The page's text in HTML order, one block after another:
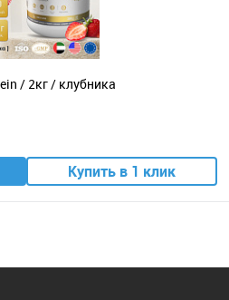
/ 2кг / клубника
Купить в 1 клик